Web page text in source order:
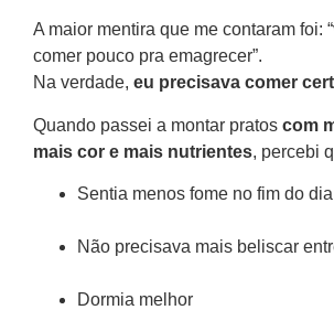
A maior mentira que me contaram foi:
comer pouco pra emagrecer”.
Na verdade, eu precisava comer
Quando passei a montar pratos com
mais cor e mais nutrientes, percebi
Sentia menos fome no fim do dia
Não precisava mais beliscar
Dormia melhor